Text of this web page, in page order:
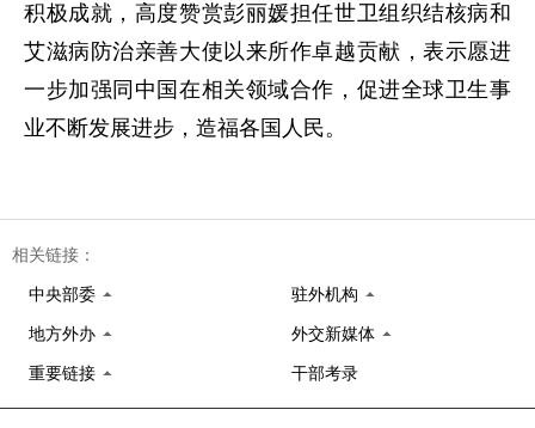
积极成就，高度赞赏彭丽媛担任世卫组织结核病和
艾滋病防治亲善大使以来所作卓越贡献，表示愿进
一步加强同中国在相关领域合作，促进全球卫生事
业不断发展进步，造福各国人民。
相关链接：
中央部委 驻外机构
地方外办 外交新媒体
重要链接 干部考录